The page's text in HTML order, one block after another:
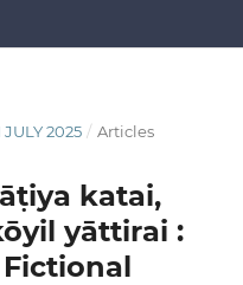
JULY 2025 / Articles
katai,
yāttirai :